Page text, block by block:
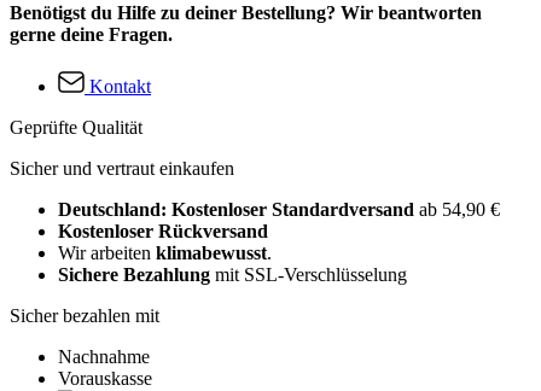
Benötigst du Hilfe zu deiner Bestellung? Wir beantworten
gerne deine Fragen.
Kontakt
Geprüfte Qualität
Sicher und vertraut einkaufen
Deutschland: Kostenloser Standardversand ab 54,90 €
Kostenloser Rückversand
Wir arbeiten klimabewusst.
Sichere Bezahlung mit SSL-Verschlüsselung
Sicher bezahlen mit
Nachnahme
Vorauskasse